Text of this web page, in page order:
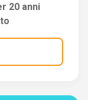
20 anni